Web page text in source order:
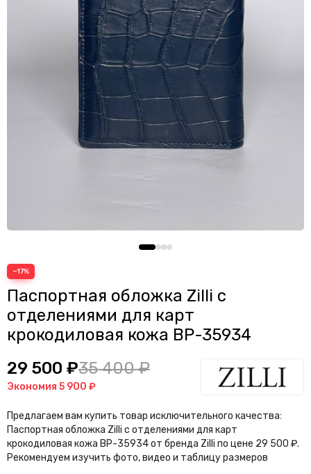
−17%
Паспортная обложка Zilli с
отделениями для карт
крокодиловая кожа BP-35934
29 500 ₽35 400 ₽
Экономия 5 900 ₽
Предлагаем вам купить товар исключительного качества:
Паспортная обложка Zilli с отделениями для карт
крокодиловая кожа BP-35934 от бренда Zilli по цене 29 500 ₽.
Рекомендуем изучить фото, видео и таблицу размеров